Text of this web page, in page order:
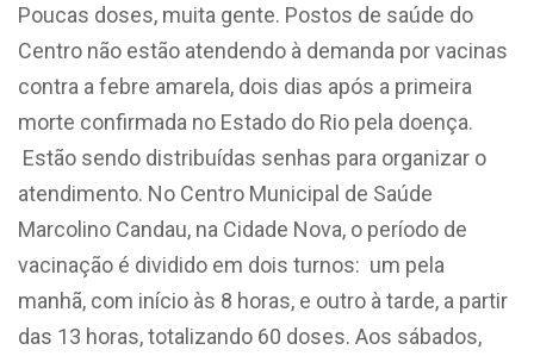
Poucas doses, muita gente. Postos de saúde do
Centro não estão atendendo à demanda por vacinas
contra a febre amarela, dois dias após a primeira
morte confirmada no Estado do Rio pela doença.
Estão sendo distribuídas senhas para organizar o
atendimento. No Centro Municipal de Saúde
Marcolino Candau, na Cidade Nova, o período de
vacinação é dividido em dois turnos: um pela
manhã, com início às 8 horas, e outro à tarde, a partir
das 13 horas, totalizando 60 doses. Aos sábados,